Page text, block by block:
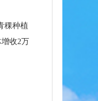
稞种植
收2万